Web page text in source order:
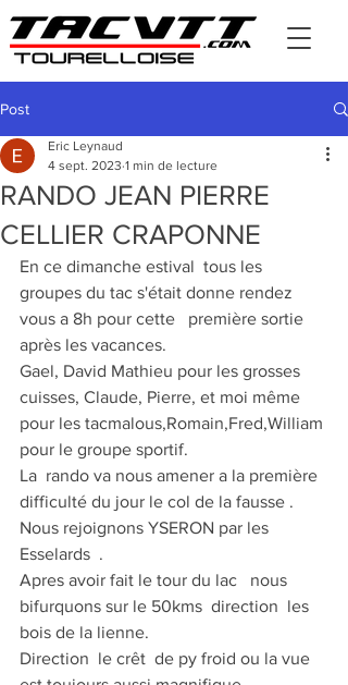
Post
RANDO JEAN PIERRE
CELLIER CRAPONNE
Eric Leynaud
4 sept. 2023 1 min de lecture
En ce dimanche estival  tous les
groupes du tac s'était donne rendez
vous a 8h pour cette   première sortie
après les vacances.
Gael, David Mathieu pour les grosses
cuisses, Claude, Pierre, et moi même
pour les tacmalous,Romain,Fred,William
pour le groupe sportif.
La  rando va nous amener a la première
difficulté du jour le col de la fausse .
Nous rejoignons YSERON par les
Esselards  .
Apres avoir fait le tour du lac   nous
bifurquons sur le 50kms  direction  les
bois de la lienne.
Direction  le crêt  de py froid ou la vue